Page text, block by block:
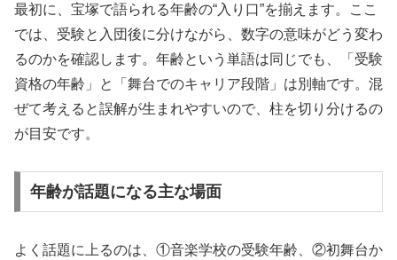
最初に、宝塚で語られる年齢の“入り口”を揃えます。ここ
では、受験と入団後に分けながら、数字の意味がどう変わ
るのかを確認します。年齢という単語は同じでも、「受験
資格の年齢」と「舞台でのキャリア段階」は別軸です。混
ぜて考えると誤解が生まれやすいので、柱を切り分けるの
が目安です。
年齢が話題になる主な場面
よく話題に上るのは、①音楽学校の受験年齢、②初舞台か